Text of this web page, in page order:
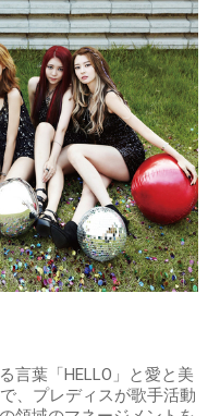
言葉「HELLO」と愛と美
、プレディスが歌手活動